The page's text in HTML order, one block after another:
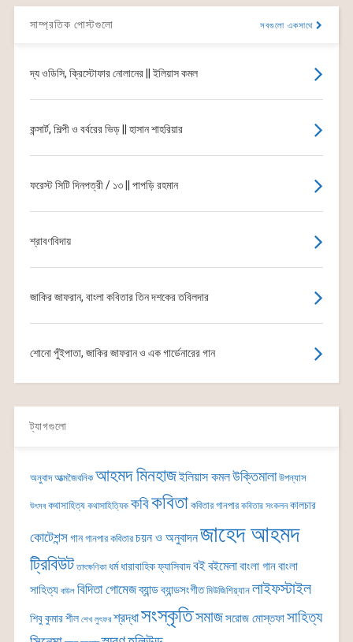
সাম্প্রতিক পোস্টগুলো সবগুলো একসাথে
দ্য ওডিসি, ক্রিস্টোফার নোলানের || ইলিয়াস কমল
কন্সার্ট, শিল্পী ও বর্বরের ভিড় || হাসান শাহরিয়ার
ফরেস্ট সিটি দিনপত্রী / ১৩ || পাপড়ি রহমান
শ্রাবণবিদায়
জাকির জাফরান, বাংলা কবিতার তিন দশকের তবিলদার
শোনো পুঁইপাতা, জাকির জাফরান ও এক গার্ডেনারের গান
ট্যাগগুলো
অনুবাদ আত্মজৈবনিক আহমদ মিনহাজইলিয়াস কমলউক্তিমালা উপন্যাস
উৎসব কথাসাহিত্য কথাসাহিত্যিক কবিকবিতা কবিতার গানপার কবিতার সংকলন কালচার
কোটেশন্সগান গানপার কবিতার চয়ন ও অনুবাদনজাহেদ আহমদ
ট্রিবিউট তাৎক্ষণিকা ধর্ম ধারাবাহিকফ্যাসিবাদবইবইমেলাবাংলা গানবাংলা
সাহিত্য বাউল বিদিতা গোমেজব্যান্ডব্যান্ডসংগীত মিউজিশিয়্যান লাইফস্টাইল
শিবু কুমার শীল শেখ লুৎফর শ্রদ্ধাসংস্কৃতিসমাজসরোজ মোস্তফাসাহিত্য